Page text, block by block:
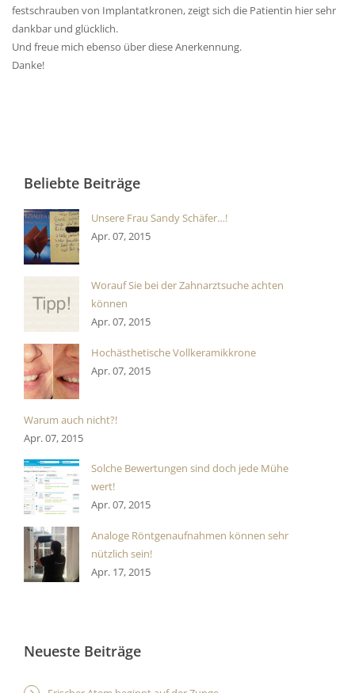
festschrauben von Implantatkronen, zeigt sich die Patientin hier sehr
dankbar und glücklich.
Und freue mich ebenso über diese Anerkennung.
Danke!
Beliebte Beiträge
Unsere Frau Sandy Schäfer…!
Apr. 07, 2015
Worauf Sie bei der Zahnarztsuche achten
können
Apr. 07, 2015
Hochästhetische Vollkeramikkrone
Apr. 07, 2015
Warum auch nicht?!
Apr. 07, 2015
Solche Bewertungen sind doch jede Mühe
wert!
Apr. 07, 2015
Analoge Röntgenaufnahmen können sehr
nützlich sein!
Apr. 17, 2015
Neueste Beiträge